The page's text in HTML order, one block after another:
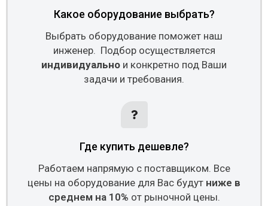
Какое оборудование выбрать?
Выбрать оборудование поможет наш
инженер. Подбор осуществляется
индивидуально и конкретно под Ваши
задачи и требования.
Где купить дешевле?
Работаем напрямую с поставщиком. Все
цены на оборудование для Вас будут ниже в
среднем на 10% от рыночной цены.